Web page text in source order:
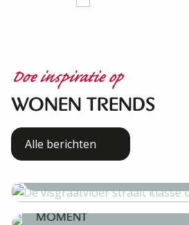
Doe inspiratie op
WONEN TRENDS
Alle berichten
DE VISGRAATVLOER STRAALT
ORGANISCHE VORMEN: DE
WARME WOONSTIJL VAN DIT
MOMENT